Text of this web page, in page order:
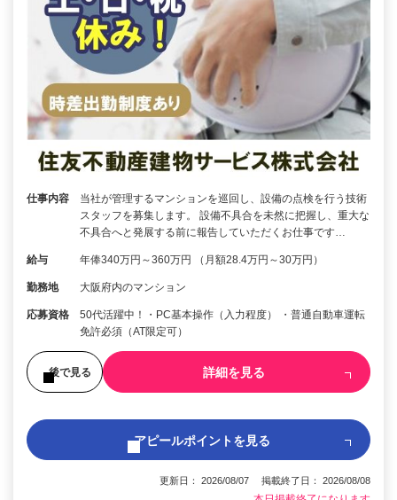
仕事内容
当社が管理するマンションを巡回し、設備の点検を行う技術
スタッフを募集します。 設備不具合を未然に把握し、重大な
不具合へと発展する前に報告していただくお仕事です…
給与 年俸340万円～360万円 （月額28.4万円～30万円）
勤務地 大阪府内のマンション
応募資格
50代活躍中！・PC基本操作（入力程度） ・普通自動車運転
免許必須（AT限定可）
後で見る 詳細を見る
アピールポイントを見る
更新日： 2026/08/07 掲載終了日： 2026/08/08